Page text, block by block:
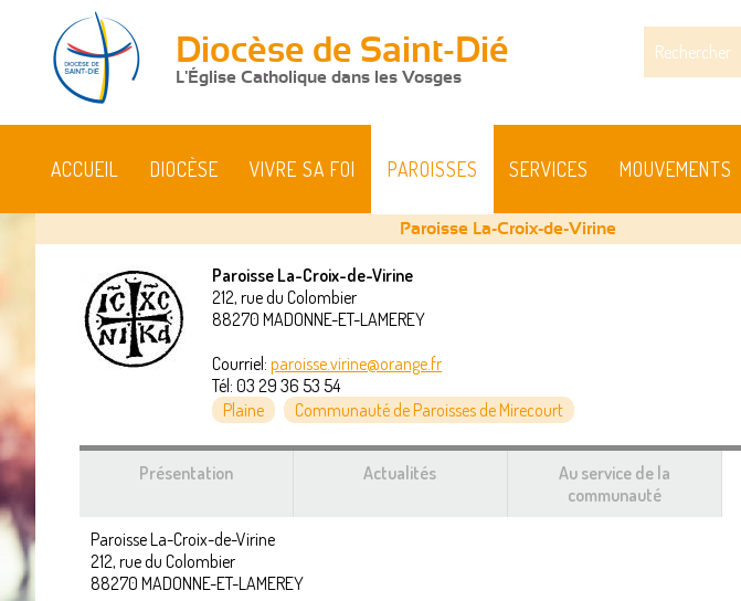
Diocèse de Saint-Dié
L'Église Catholique dans les Vosges
ACCUEIL DIOCÈSE VIVRE SA FOI PAROISSES SERVICES MOUVEMENTS
Vous
êtes
Paroisse La-Croix-de-Virine
Paroisse La-Croix-de-Virine
212, rue du Colombier
88270 MADONNE-ET-LAMEREY
Courriel: paroisse.virine@orange.fr
Tél: 03 29 36 53 54
Plaine
Communauté de Paroisses de Mirecourt
Présentation Actualités
Au service de la
communauté
Paroisse La-Croix-de-Virine
212, rue du Colombier
88270 MADONNE-ET-LAMEREY